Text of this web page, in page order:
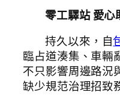
零工驛站 愛心
持久以來，自
臨占道湊集、車輛
不只影響周邊路況
缺少規范治理招致